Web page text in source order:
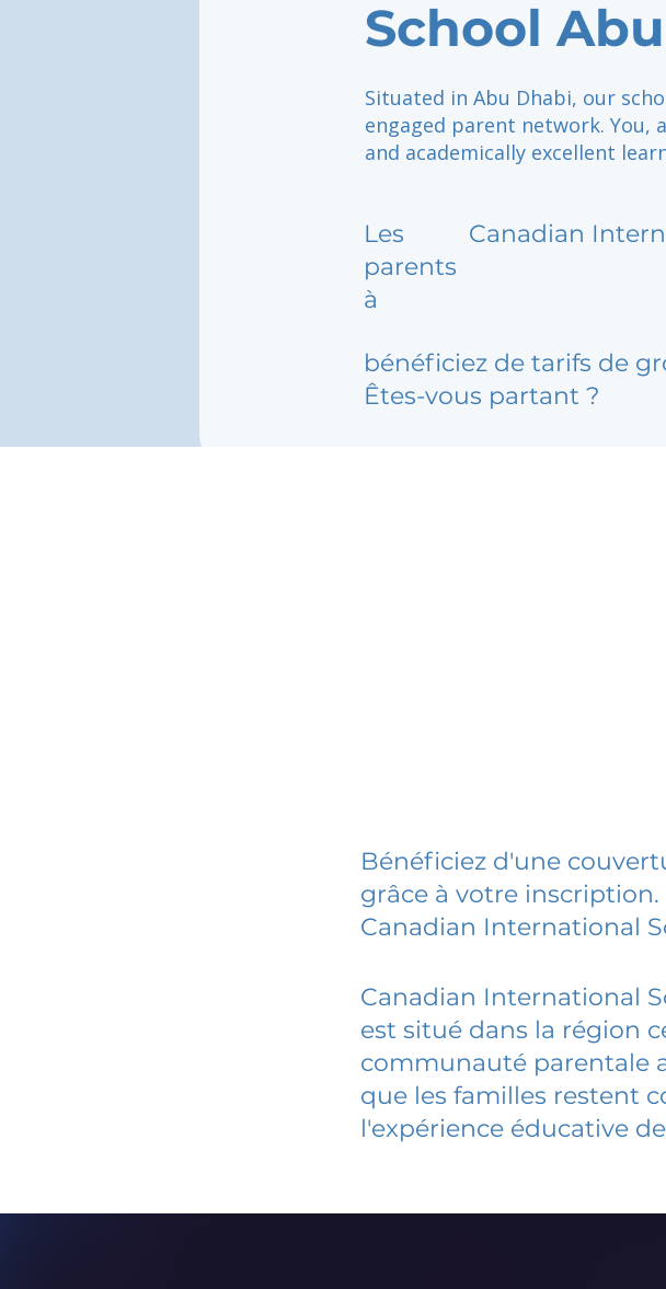
School
Situated in Abu Dhabi, our
engaged parent network.
and academically excellent
Les
parents
à
Canadian
bénéficiez de tarifs de
Êtes-vous partant ?
Bénéficiez d'une
grâce à votre inscription.
Canadian International
Canadian International
est situé dans la région
communauté parentale
que les familles restent
l'expérience éducative